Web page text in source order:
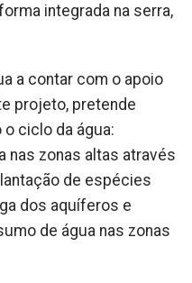
integrada na serra,
a contar com o apoio
projeto, pretende
ciclo da água:
nas zonas altas através
de espécies
dos aquíferos e
de água nas zonas